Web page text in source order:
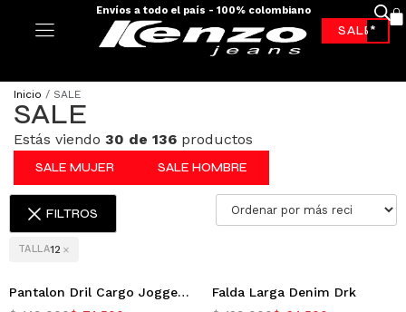
Envíos a todo el país - 100% colombiano
-70%*
Inicio / SALE
SALE
Estás viendo 30 de 136 productos
SALE MUJER SALE HOMBRE
FILTROS
TALLA12 ×
Nuevo
Pantalon Dril Cargo Jogger Brad
-50%
Falda Larga Denim Drk